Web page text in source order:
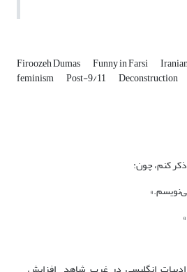
Firoozeh Dumas Funny in Farsi
feminism Post-9/11 Deconstruction
ذکر کنم، چون: